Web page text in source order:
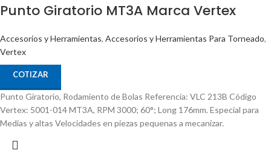
Punto Giratorio MT3A Marca Vertex
Accesorios y Herramientas, Accesorios y Herramientas Para Torneado,
Vertex
COTIZAR
Punto Giratorio, Rodamiento de Bolas Referencia: VLC 213B Código
Vertex: 5001-014 MT3A, RPM 3000; 60°; Long 176mm. Especial para
Medias y altas Velocidades en piezas pequenas a mecanizar.